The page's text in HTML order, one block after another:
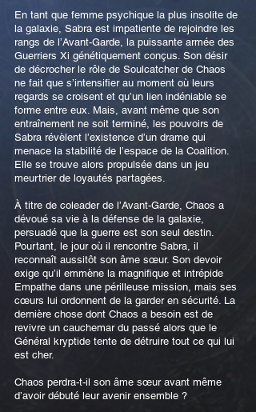
En tant que femme psychique la plus insolite de
la galaxie, Sabra est impatiente de rejoindre les
rangs de l’Avant-Garde, la puissante armée des
Guerriers Xi génétiquement conçus. Son désir
de décrocher le rôle de Soulcatcher de Chaos
ne fait que s’intensifier au moment où leurs
regards se croisent et qu’un lien indéniable se
forme entre eux. Mais, avant même que son
entraînement ne soit terminé, les pouvoirs de
Sabra révèlent l’existence d’un drame qui
menace la stabilité de l’espace de la Coalition.
Elle se trouve alors propulsée dans un jeu
meurtrier de loyautés partagées.
À titre de coleader de l’Avant-Garde, Chaos a
dévoué sa vie à la défense de la galaxie,
persuadé que la guerre est son seul destin.
Pourtant, le jour où il rencontre Sabra, il
reconnaît aussitôt son âme sœur. Son devoir
exige qu’il emmène la magnifique et intrépide
Empathe dans une périlleuse mission, mais ses
cœurs lui ordonnent de la garder en sécurité. La
dernière chose dont Chaos a besoin est de
revivre un cauchemar du passé alors que le
Général kryptide tente de détruire tout ce qui lui
est cher.
Chaos perdra-t-il son âme sœur avant même
d’avoir débuté leur avenir ensemble ?